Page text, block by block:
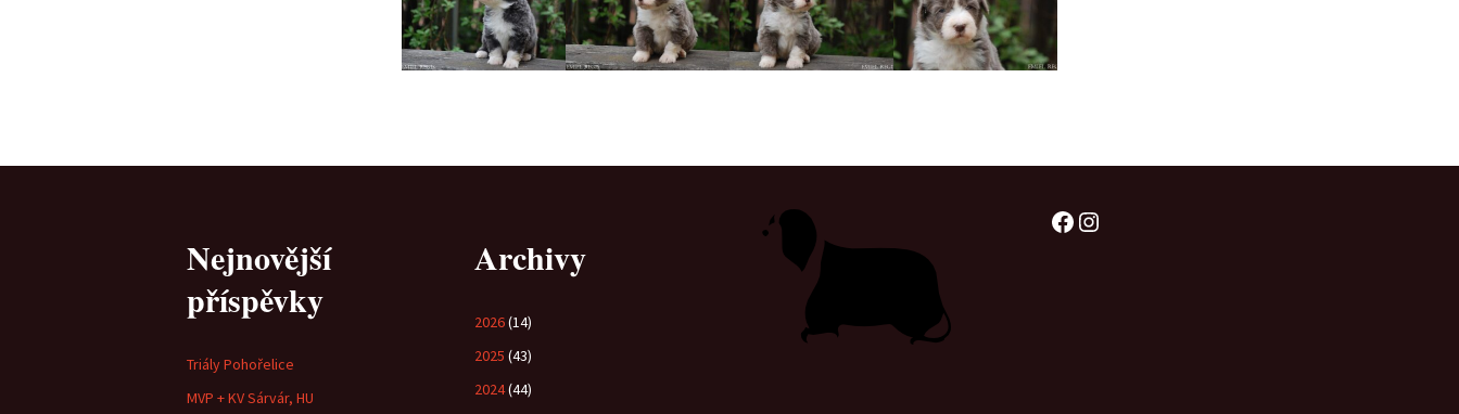
Vrh „A“ štěňátka „E“
štěňátka „D“
Nejnovější
příspěvky
Triály Pohořelice
MVP + KV Sárvár, HU
Archivy
2026(14)
2025 (43)
2024(44)
Facebook
Instagram